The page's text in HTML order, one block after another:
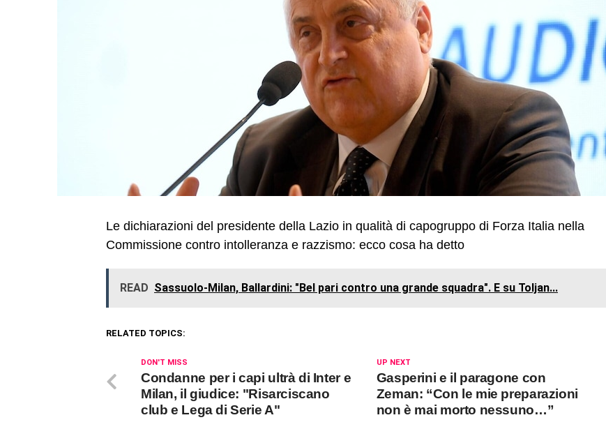
Le dichiarazioni del presidente della Lazio in qualità di capogruppo di Forza Italia nella
Commissione contro intolleranza e razzismo: ecco cosa ha detto
READ Sassuolo-Milan, Ballardini: "Bel pari contro una grande squadra". E su Toljan...
RELATED TOPICS:
UP NEXT
Gasperini e il paragone con
Zeman: “Con le mie preparazioni
non è mai morto nessuno…”
DON'T MISS
Condanne per i capi ultrà di Inter e
Milan, il giudice: "Risarciscano
club e Lega di Serie A"